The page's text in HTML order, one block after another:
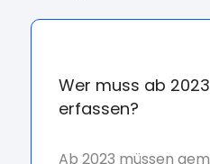
Wer muss ab
erfassen?
Ab 2023 müssen